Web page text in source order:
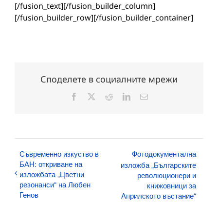
[/fusion_text][/fusion_builder_column]
[/fusion_builder_row][/fusion_builder_container]
Споделете в социалните мрежи
Facebook RedditLinkedInЕлектронна
Съвременно изкуство в
БАН: откриване на
изложбата „Цветни
резонанси“ на Любен
Генов
Фотодокументална
изложба „Българските
революционери и
книжовници за
Априлското въстание“